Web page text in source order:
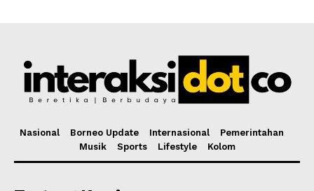
Nasional Borneo Update Internasional
Pemerintahan
Musik
Sports Lifestyle Kolom